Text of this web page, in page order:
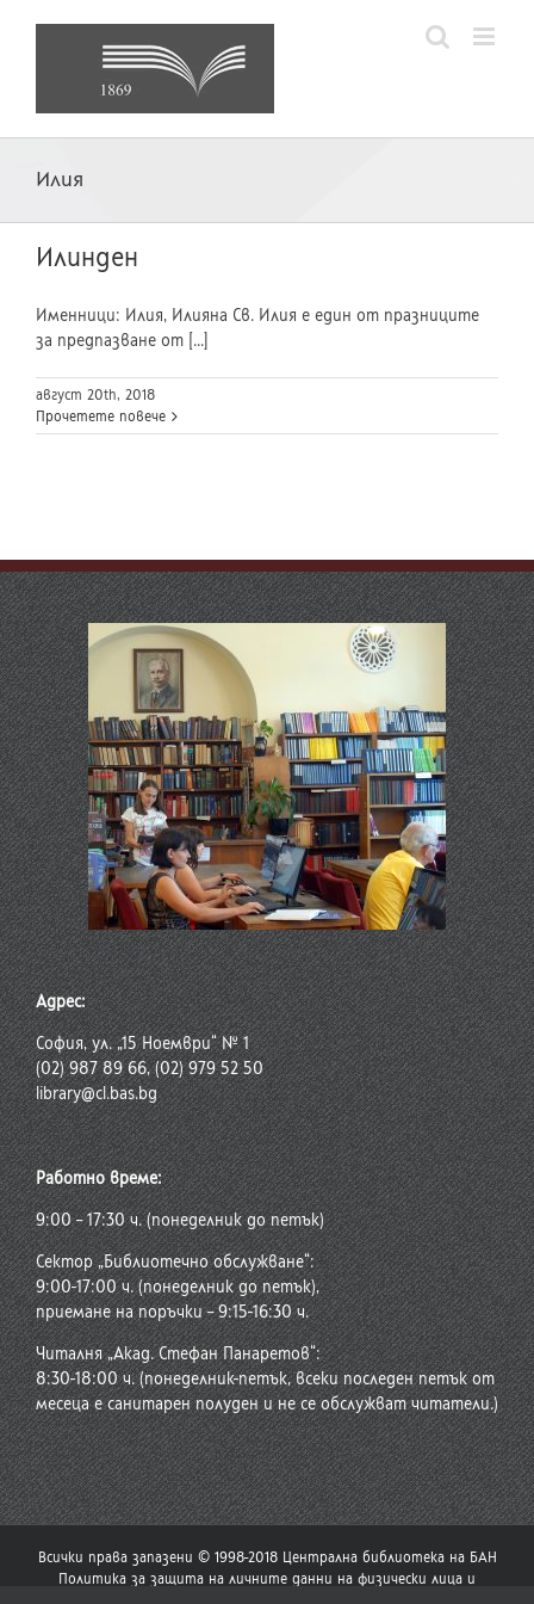
Илия
Илинден
Именници: Илия, Илияна Св. Илия ­е един от празниците
за предпазване от [...]
август 20th, 2018
Прочетете повече
Адрес:
София, ул. „15 Ноември“ № 1
(02) 987 89 66, (02) 979 52 50
library@cl.bas.bg
Работно време:
9:00 – 17:30 ч. (понеделник до петък)
Сектор „Библиотечно обслужване“:
9:00-17:00 ч. (понеделник до петък),
приемане на поръчки – 9:15-16:30 ч.
Читалня „Акад. Стефан Панаретов“:
8:30-18:00 ч. (понеделник-петък, всеки последен петък от
месеца е санитарен полуден и не се обслужват читатели.)
Всички права запазени © 1998-2018 Централна библиотека на БАН
Политика за защита на личните данни на физически лица и